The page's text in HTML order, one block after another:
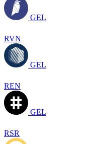
GEL
RVN
GEL
REN
GEL
RSR